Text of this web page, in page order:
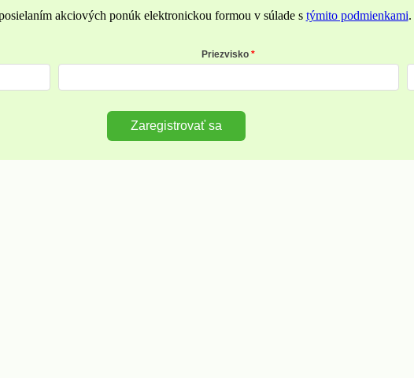
akciových ponúk elektronickou formou v súlade s týmito podmienkami.
Priezvisko
Zaregistrovať sa